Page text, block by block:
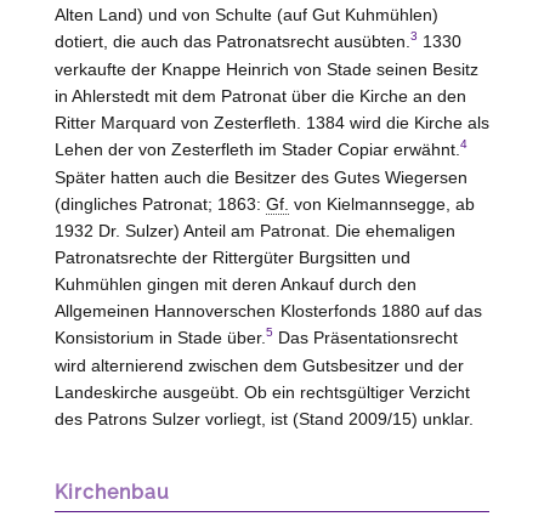
Alten Land) und von Schulte(auf Gut Kuhmühlen)
dotiert, die auch das Patronatsrecht ausübten.3 1330
verkaufte der Knappe Heinrich von Stadeseinen Besitz
in Ahlerstedt mit dem Patronat über die Kirche an den
Ritter Marquard von Zesterfleth. 1384 wird die Kirche als
Lehen der von Zesterfleth im Stader Copiar erwähnt.4
Später hatten auch die Besitzer des Gutes Wiegersen
(dingliches Patronat; 1863: Gf. von Kielmannsegge, ab
1932 Dr. Sulzer) Anteil am Patronat. Die ehemaligen
Patronatsrechte der Rittergüter Burgsitten und
Kuhmühlen gingen mit deren Ankauf durch den
Allgemeinen Hannoverschen Klosterfonds 1880 auf das
Konsistorium in Stade über.5Das Präsentationsrecht
wird alternierend zwischen dem Gutsbesitzer und der
Landeskirche ausgeübt. Ob ein rechtsgültiger Verzicht
des Patrons Sulzer vorliegt, ist (Stand 2009/15) unklar.
Kirchenbau